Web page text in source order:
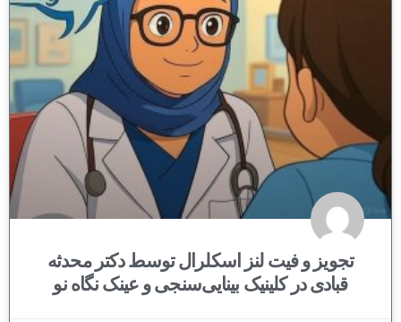
تجویز و فیت لنز اسکلرال توسط دکتر محدثه
قبادی در کلینیک بینایی‌سنجی و عینک نگاه نو